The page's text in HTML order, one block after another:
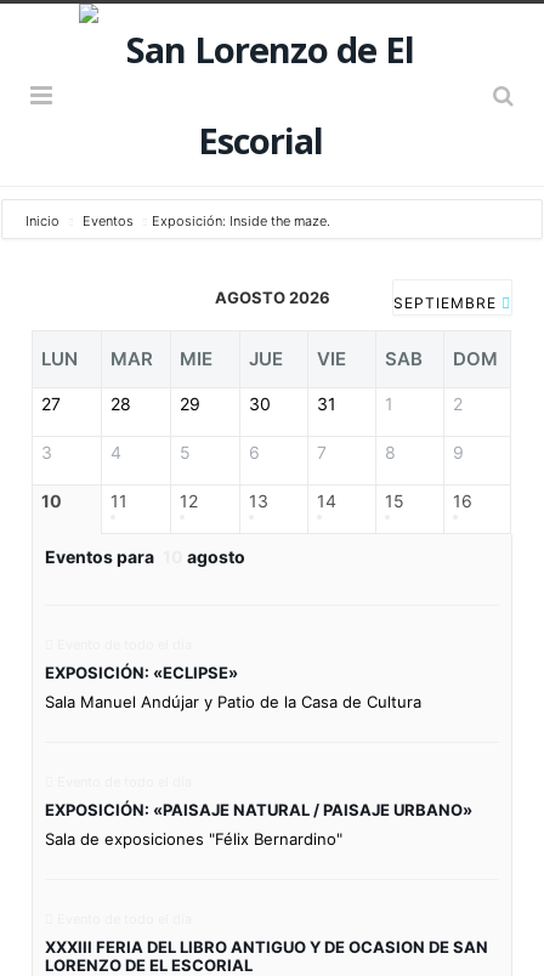
Inicio Eventos Exposición: Inside the maze.
AGOSTO 2026 SEPTIEMBRE
LUN MAR MIE JUE VIE SAB DOM
27 28 29 30 31 1 2
3 4 5 6 7 8 9
10 11 12 13 14 15 16
Eventos para agosto
EXPOSICIÓN: «ECLIPSE»
Sala Manuel Andújar y Patio de la Casa de Cultura
EXPOSICIÓN: «PAISAJE NATURAL / PAISAJE URBANO»
Sala de exposiciones "Félix Bernardino"
XXXIII FERIA DEL LIBRO ANTIGUO Y DE OCASION DE SAN
LORENZO DE EL ESCORIAL